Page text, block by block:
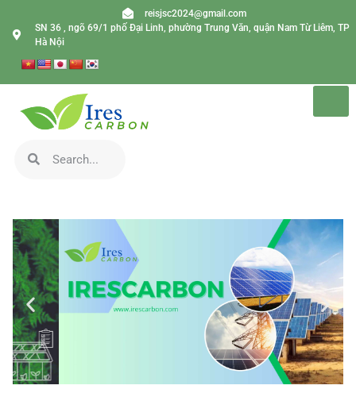
reisjsc2024@gmail.com
SN 36 , ngõ 69/1 phố Đại Linh, phường Trung Văn, quận Nam Từ Liêm, TP
Hà Nội